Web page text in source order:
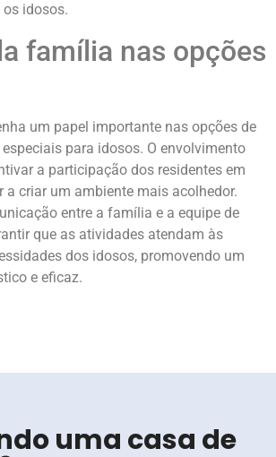
idosos.
família nas opções
um papel importante nas opções de
para idosos. O envolvimento
a participação dos residentes em
a criar um ambiente mais acolhedor.
entre a família e a equipe de
que as atividades atendam às
dos idosos, promovendo um
e eficaz.
uma casa de